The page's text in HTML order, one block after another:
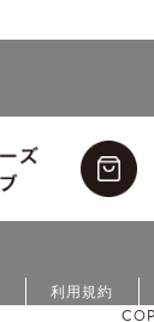
利用規約